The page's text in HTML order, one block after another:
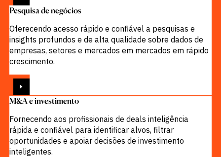
Pesquisa de negócios
Oferecendo acesso rápido e confiável a pesquisas e
insights profundos e de alta qualidade sobre dados de
empresas, setores e mercados em mercados em rápido
crescimento.
M&A e investimento
Fornecendo aos profissionais de deals inteligência
rápida e confiável para identificar alvos, filtrar
oportunidades e apoiar decisões de investimento
inteligentes.